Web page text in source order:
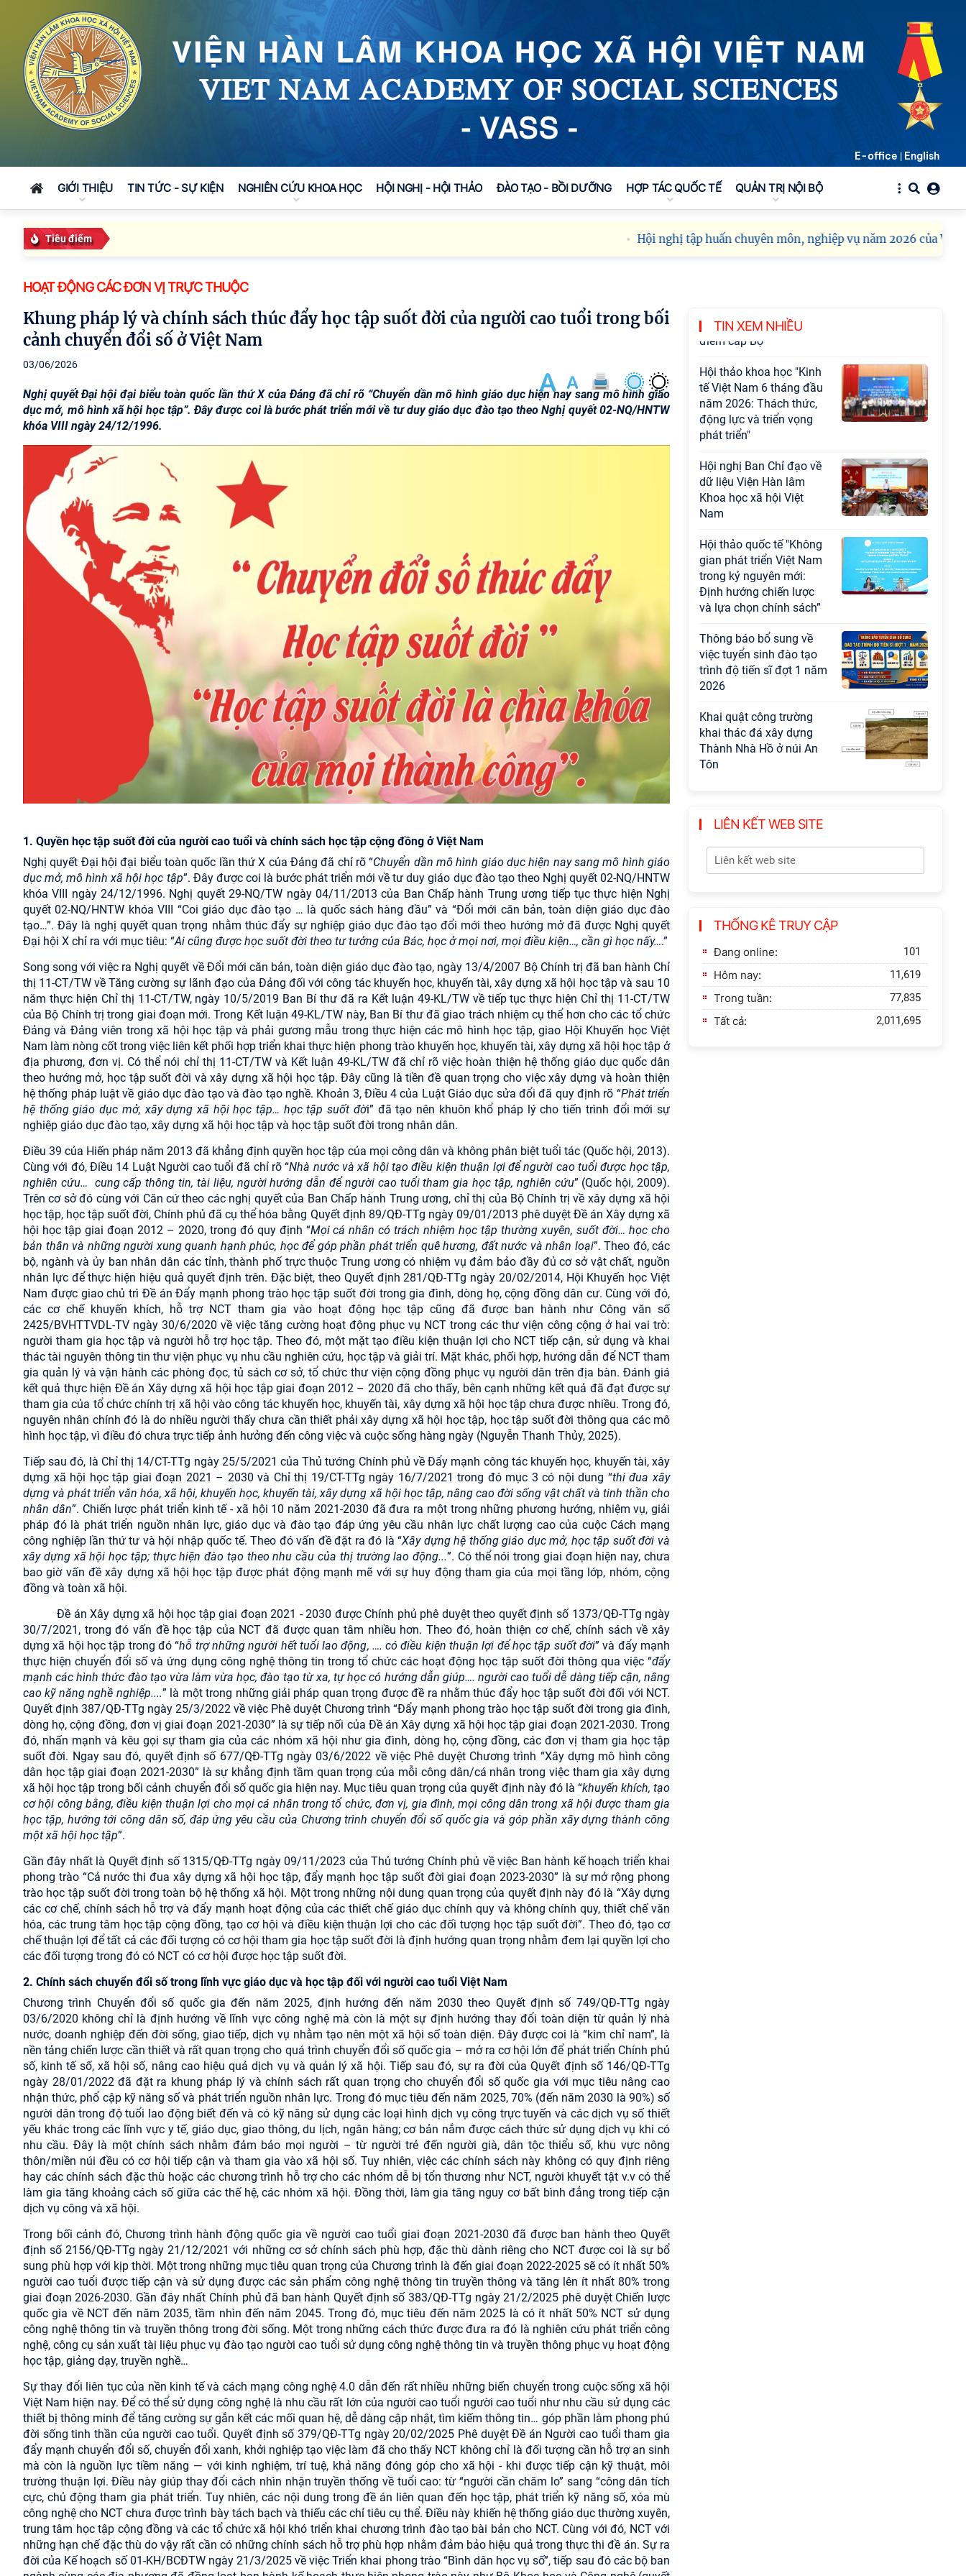
E-office | English
GIỚI THIỆU TIN TỨC - SỰ KIỆN NGHIÊN CỨU KHOA HỌC HỘI NGHỊ - HỘI THẢO ĐÀO TẠO - BỒI DƯỠNG HỢP TÁC QUỐC TẾ QUẢN TRỊ NỘI BỘ
Tiêu điểm Hội nghị tập huấn chuyên môn, nghiệp vụ năm 2026 của Viện
HOẠT ĐỘNG CÁC ĐƠN VỊ TRỰC THUỘC
Khung pháp lý và chính sách thúc đẩy học tập suốt đời của người cao tuổi trong bối
cảnh chuyển đổi số ở Việt Nam
03/06/2026
Nghị quyết Đại hội đại biểu toàn quốc lần thứ X của Đảng đã chỉ rõ “Chuyển dần mô hình giáo dục hiện nay sang mô hình giáo
dục mở, mô hình xã hội học tập”. Đây được coi là bước phát triển mới về tư duy giáo dục đào tạo theo Nghị quyết 02-NQ/HNTW
khóa VIII ngày 24/12/1996.
1. Quyền học tập suốt đời của người cao tuổi và chính sách học tập cộng đồng ở Việt Nam
Nghị quyết Đại hội đại biểu toàn quốc lần thứ X của Đảng đã chỉ rõ “Chuyển dần mô hình giáo dục hiện nay sang mô hình giáo
dục mở, mô hình xã hội học tập”. Đây được coi là bước phát triển mới về tư duy giáo dục đào tạo theo Nghị quyết 02-NQ/HNTW
khóa VIII ngày 24/12/1996. Nghị quyết 29-NQ/TW ngày 04/11/2013 của Ban Chấp hành Trung ương tiếp tục thực hiện Nghị
quyết 02-NQ/HNTW khóa VIII “Coi giáo dục đào tạo … là quốc sách hàng đầu” và “Đổi mới căn bản, toàn diện giáo dục đào
tạo…”. Đây là nghị quyết quan trọng nhằm thúc đẩy sự nghiệp giáo dục đào tạo đổi mới theo hướng mở đã được Nghị quyết
Đại hội X chỉ ra với mục tiêu: “Ai cũng được học suốt đời theo tư tưởng của Bác, học ở mọi nơi, mọi điều kiện…, cần gì học nấy….”
Song song với việc ra Nghị quyết về Đổi mới căn bản, toàn diện giáo dục đào tạo, ngày 13/4/2007 Bộ Chính trị đã ban hành Chỉ
thị 11-CT/TW về Tăng cường sự lãnh đạo của Đảng đối với công tác khuyến học, khuyến tài, xây dựng xã hội học tập và sau 10
năm thực hiện Chỉ thị 11-CT/TW, ngày 10/5/2019 Ban Bí thư đã ra Kết luận 49-KL/TW về tiếp tục thực hiện Chỉ thị 11-CT/TW
của Bộ Chính trị trong giai đoạn mới. Trong Kết luận 49-KL/TW này, Ban Bí thư đã giao trách nhiệm cụ thể hơn cho các tổ chức
Đảng và Đảng viên trong xã hội học tập và phải gương mẫu trong thực hiện các mô hình học tập, giao Hội Khuyến học Việt
Nam làm nòng cốt trong việc liên kết phối hợp triển khai thực hiện phong trào khuyến học, khuyến tài, xây dựng xã hội học tập ở
địa phương, đơn vị. Có thể nói chỉ thị 11-CT/TW và Kết luận 49-KL/TW đã chỉ rõ việc hoàn thiện hệ thống giáo dục quốc dân
theo hướng mở, học tập suốt đời và xây dựng xã hội học tập. Đây cũng là tiền đề quan trọng cho việc xây dựng và hoàn thiện
hệ thống pháp luật về giáo dục đào tạo và đào tạo nghề. Khoản 3, Điều 4 của Luật Giáo dục sửa đổi đã quy định rõ “Phát triển
hệ thống giáo dục mở, xây dựng xã hội học tập… học tập suốt đời” đã tạo nên khuôn khổ pháp lý cho tiến trình đổi mới sự
nghiệp giáo dục đào tạo, xây dựng xã hội học tập và học tập suốt đời trong nhân dân.
Điều 39 của Hiến pháp năm 2013 đã khẳng định quyền học tập của mọi công dân và không phân biệt tuổi tác (Quốc hội, 2013).
Cùng với đó, Điều 14 Luật Người cao tuổi đã chỉ rõ “Nhà nước và xã hội tạo điều kiện thuận lợi để người cao tuổi được học tập,
nghiên cứu… cung cấp thông tin, tài liệu, người hướng dẫn để người cao tuổi tham gia học tập, nghiên cứu” (Quốc hội, 2009).
Trên cơ sở đó cùng với Căn cứ theo các nghị quyết của Ban Chấp hành Trung ương, chỉ thị của Bộ Chính trị về xây dựng xã hội
học tập, học tập suốt đời, Chính phủ đã cụ thể hóa bằng Quyết định 89/QĐ-TTg ngày 09/01/2013 phê duyệt Đề án Xây dựng xã
hội học tập giai đoạn 2012 – 2020, trong đó quy định “Mọi cá nhân có trách nhiệm học tập thường xuyên, suốt đời… học cho
bản thân và những người xung quanh hạnh phúc, học để góp phần phát triển quê hương, đất nước và nhân loại”. Theo đó, các
bộ, ngành và ủy ban nhân dân các tỉnh, thành phố trực thuộc Trung ương có nhiệm vụ đảm bảo đầy đủ cơ sở vật chất, nguồn
nhân lực để thực hiện hiệu quả quyết định trên. Đặc biệt, theo Quyết định 281/QĐ-TTg ngày 20/02/2014, Hội Khuyến học Việt
Nam được giao chủ trì Đề án Đẩy mạnh phong trào học tập suốt đời trong gia đình, dòng họ, cộng đồng dân cư. Cùng với đó,
các cơ chế khuyến khích, hỗ trợ NCT tham gia vào hoạt động học tập cũng đã được ban hành như Công văn số
2425/BVHTTVDL-TV ngày 30/6/2020 về việc tăng cường hoạt động phục vụ NCT trong các thư viện công cộng ở hai vai trò:
người tham gia học tập và người hỗ trợ học tập. Theo đó, một mặt tạo điều kiện thuận lợi cho NCT tiếp cận, sử dụng và khai
thác tài nguyên thông tin thư viện phục vụ nhu cầu nghiên cứu, học tập và giải trí. Mặt khác, phối hợp, hướng dẫn để NCT tham
gia quản lý và vận hành các phòng đọc, tủ sách cơ sở, tổ chức thư viện cộng đồng phục vụ người dân trên địa bàn. Đánh giá
kết quả thực hiện Đề án Xây dựng xã hội học tập giai đoạn 2012 – 2020 đã cho thấy, bên cạnh những kết quả đã đạt được sự
tham gia của tổ chức chính trị xã hội vào công tác khuyến học, khuyến tài, xây dựng xã hội học tập chưa được nhiều. Trong đó,
nguyên nhân chính đó là do nhiều người thấy chưa cần thiết phải xây dựng xã hội học tập, học tập suốt đời thông qua các mô
hình học tập, vì điều đó chưa trực tiếp ảnh hưởng đến công việc và cuộc sống hàng ngày (Nguyễn Thanh Thủy, 2025).
Tiếp sau đó, là Chỉ thị 14/CT-TTg ngày 25/5/2021 của Thủ tướng Chính phủ về Đẩy mạnh công tác khuyến học, khuyến tài, xây
dựng xã hội học tập giai đoạn 2021 – 2030 và Chỉ thị 19/CT-TTg ngày 16/7/2021 trong đó mục 3 có nội dung “thi đua xây
dựng và phát triển văn hóa, xã hội, khuyến học, khuyến tài, xây dựng xã hội học tập, nâng cao đời sống vật chất và tinh thần cho
nhân dân”. Chiến lược phát triển kinh tế - xã hội 10 năm 2021-2030 đã đưa ra một trong những phương hướng, nhiệm vụ, giải
pháp đó là phát triển nguồn nhân lực, giáo dục và đào tạo đáp ứng yêu cầu nhân lực chất lượng cao của cuộc Cách mạng
công nghiệp lần thứ tư và hội nhập quốc tế. Theo đó vấn đề đặt ra đó là “Xây dựng hệ thống giáo dục mở, học tập suốt đời và
xây dựng xã hội học tập; thực hiện đào tạo theo nhu cầu của thị trường lao động...”. Có thể nói trong giai đoạn hiện nay, chưa
bao giờ vấn đề xây dựng xã hội học tập được phát động mạnh mẽ với sự huy động tham gia của mọi tầng lớp, nhóm, cộng
đồng và toàn xã hội.
Đề án Xây dựng xã hội học tập giai đoạn 2021 - 2030 được Chính phủ phê duyệt theo quyết định số 1373/QĐ-TTg ngày
30/7/2021, trong đó vấn đề học tập của NCT đã được quan tâm nhiều hơn. Theo đó, hoàn thiện cơ chế, chính sách về xây
dựng xã hội học tập trong đó “hỗ trợ những người hết tuổi lao động, …. có điều kiện thuận lợi để học tập suốt đời” và đẩy mạnh
thực hiện chuyển đổi số và ứng dụng công nghệ thông tin trong tổ chức các hoạt động học tập suốt đời thông qua việc “đẩy
mạnh các hình thức đào tạo vừa làm vừa học, đào tạo từ xa, tự học có hướng dẫn giúp…. người cao tuổi dễ dàng tiếp cận, nâng
cao kỹ năng nghề nghiệp....” là một trong những giải pháp quan trọng được đề ra nhằm thúc đẩy học tập suốt đời đối với NCT.
Quyết định 387/QĐ-TTg ngày 25/3/2022 về việc Phê duyệt Chương trình “Đẩy mạnh phong trào học tập suốt đời trong gia đình,
dòng họ, cộng đồng, đơn vị giai đoạn 2021-2030” là sự tiếp nối của Đề án Xây dựng xã hội học tập giai đoạn 2021-2030. Trong
đó, nhấn mạnh và kêu gọi sự tham gia của các nhóm xã hội như gia đình, dòng họ, cộng đồng, các đơn vị tham gia học tập
suốt đời. Ngay sau đó, quyết định số 677/QĐ-TTg ngày 03/6/2022 về việc Phê duyệt Chương trình “Xây dựng mô hình công
dân học tập giai đoạn 2021-2030” là sự khẳng định tầm quan trọng của mỗi công dân/cá nhân trong việc tham gia xây dựng
xã hội học tập trong bối cảnh chuyển đổi số quốc gia hiện nay. Mục tiêu quan trọng của quyết định này đó là “khuyến khích, tạo
cơ hội công bằng, điều kiện thuận lợi cho mọi cá nhân trong tổ chức, đơn vị, gia đình, mọi công dân trong xã hội được tham gia
học tập, hướng tới công dân số, đáp ứng yêu cầu của Chương trình chuyển đổi số quốc gia và góp phần xây dựng thành công
một xã hội học tập”.
Gần đây nhất là Quyết định số 1315/QĐ-TTg ngày 09/11/2023 của Thủ tướng Chính phủ về việc Ban hành kế hoạch triển khai
phong trào “Cả nước thi đua xây dựng xã hội học tập, đẩy mạnh học tập suốt đời giai đoạn 2023-2030” là sự mở rộng phong
trào học tập suốt đời trong toàn bộ hệ thống xã hội. Một trong những nội dung quan trọng của quyết định này đó là “Xây dựng
các cơ chế, chính sách hỗ trợ và đẩy mạnh hoạt động của các thiết chế giáo dục chính quy và không chính quy, thiết chế văn
hóa, các trung tâm học tập cộng đồng, tạo cơ hội và điều kiện thuận lợi cho các đối tượng học tập suốt đời”. Theo đó, tạo cơ
chế thuận lợi để tất cả các đối tượng có cơ hội tham gia học tập suốt đời là định hướng quan trọng nhằm đem lại quyền lợi cho
các đối tượng trong đó có NCT có cơ hội được học tập suốt đời.
2. Chính sách chuyển đổi số trong lĩnh vực giáo dục và học tập đối với người cao tuổi Việt Nam
Chương trình Chuyển đổi số quốc gia đến năm 2025, định hướng đến năm 2030 theo Quyết định số 749/QĐ-TTg ngày
03/6/2020 không chỉ là định hướng về lĩnh vực công nghệ mà còn là một sự định hướng thay đổi toàn diện từ quản lý nhà
nước, doanh nghiệp đến đời sống, giao tiếp, dịch vụ nhằm tạo nên một xã hội số toàn diện. Đây được coi là “kim chỉ nam”, là
nền tảng chiến lược cần thiết và rất quan trọng cho quá trình chuyển đổi số quốc gia – mở ra cơ hội lớn để phát triển Chính phủ
số, kinh tế số, xã hội số, nâng cao hiệu quả dịch vụ và quản lý xã hội. Tiếp sau đó, sự ra đời của Quyết định số 146/QĐ-TTg
ngày 28/01/2022 đã đặt ra khung pháp lý và chính sách rất quan trọng cho chuyển đổi số quốc gia với mục tiêu nâng cao
nhận thức, phổ cập kỹ năng số và phát triển nguồn nhân lực. Trong đó mục tiêu đến năm 2025, 70% (đến năm 2030 là 90%) số
người dân trong độ tuổi lao động biết đến và có kỹ năng sử dụng các loại hình dịch vụ công trực tuyến và các dịch vụ số thiết
yếu khác trong các lĩnh vực y tế, giáo dục, giao thông, du lịch, ngân hàng; cơ bản nắm được cách thức sử dụng dịch vụ khi có
nhu cầu. Đây là một chính sách nhằm đảm bảo mọi người – từ người trẻ đến người già, dân tộc thiểu số, khu vực nông
thôn/miền núi đều có cơ hội tiếp cận và tham gia vào xã hội số. Tuy nhiên, việc các chính sách này không có quy định riêng
hay các chính sách đặc thù hoặc các chương trình hỗ trợ cho các nhóm dễ bị tổn thương như NCT, người khuyết tật v.v có thể
làm gia tăng khoảng cách số giữa các thế hệ, các nhóm xã hội. Đồng thời, làm gia tăng nguy cơ bất bình đẳng trong tiếp cận
dịch vụ công và xã hội.
Trong bối cảnh đó, Chương trình hành động quốc gia về người cao tuổi giai đoạn 2021-2030 đã được ban hành theo Quyết
định số 2156/QĐ-TTg ngày 21/12/2021 với những cơ sở chính sách phù hợp, đặc thù dành riêng cho NCT được coi là sự bổ
sung phù hợp với kịp thời. Một trong những mục tiêu quan trọng của Chương trình là đến giai đoạn 2022-2025 sẽ có ít nhất 50%
người cao tuổi được tiếp cận và sử dụng được các sản phẩm công nghệ thông tin truyền thông và tăng lên ít nhất 80% trong
giai đoạn 2026-2030. Gần đây nhất Chính phủ đã ban hành Quyết định số 383/QĐ-TTg ngày 21/2/2025 phê duyệt Chiến lược
quốc gia về NCT đến năm 2035, tầm nhìn đến năm 2045. Trong đó, mục tiêu đến năm 2025 là có ít nhất 50% NCT sử dụng
công nghệ thông tin và truyền thông trong đời sống. Một trong những cách thức được đưa ra đó là nghiên cứu phát triển công
nghệ, công cụ sản xuất tài liệu phục vụ đào tạo người cao tuổi sử dụng công nghệ thông tin và truyền thông phục vụ hoạt động
học tập, giảng dạy, truyền nghề…
Sự thay đổi liên tục của nền kinh tế và cách mạng công nghệ 4.0 dẫn đến rất nhiều những biến chuyển trong cuộc sống xã hội
Việt Nam hiện nay. Để có thể sử dụng công nghệ là nhu cầu rất lớn của người cao tuổi người cao tuổi như nhu cầu sử dụng các
thiết bị thông minh để tăng cường sự gắn kết các mối quan hệ, dễ dàng cập nhật, tìm kiếm thông tin… góp phần làm phong phú
đời sống tinh thần của người cao tuổi. Quyết định số 379/QĐ-TTg ngày 20/02/2025 Phê duyệt Đề án Người cao tuổi tham gia
đẩy mạnh chuyển đổi số, chuyển đổi xanh, khởi nghiệp tạo việc làm đã cho thấy NCT không chỉ là đối tượng cần hỗ trợ an sinh
mà còn là nguồn lực tiềm năng — với kinh nghiệm, trí tuệ, khả năng đóng góp cho xã hội - khi được tiếp cận kỹ thuật, môi
trường thuận lợi. Điều này giúp thay đổi cách nhìn nhận truyền thống về tuổi cao: từ “người cần chăm lo” sang “công dân tích
cực, chủ động tham gia phát triển. Tuy nhiên, các nội dung trong đề án liên quan đến học tập, phát triển kỹ năng số, xóa mù
công nghệ cho NCT chưa được trình bày tách bạch và thiếu các chỉ tiêu cụ thể. Điều này khiến hệ thống giáo dục thường xuyên,
trung tâm học tập cộng đồng và các tổ chức xã hội khó triển khai chương trình đào tạo bài bản cho NCT. Cùng với đó, NCT với
những hạn chế đặc thù do vậy rất cần có những chính sách hỗ trợ phù hợp nhằm đảm bảo hiệu quả trong thực thi đề án. Sự ra
đời của Kế hoạch số 01-KH/BCĐTW ngày 21/3/2025 về việc Triển khai phong trào “Bình dân học vụ số”, tiếp sau đó các bộ ban
TIN XEM NHIỀU
Chi bộ Viện Sử học tổ
chức Tọa đàm chuyên
đề: Đẩy mạnh học tập,
thực hành tư tưởng, đạo
đức, phương pháp, phong cách Hồ Chí Minh
tế “Không gian phát triển
Việt Nam trong kỷ
nguyên mới: Định hướng
vào thứ ba, ngày 28/7/2026
Chương trình khoa học và công nghệ trọng
điểm cấp Bộ
Hội thảo khoa học "Kinh
tế Việt Nam 6 tháng đầu
năm 2026: Thách thức,
động lực và triển vọng
phát triển"
Hội nghị Ban Chỉ đạo về
dữ liệu Viện Hàn lâm
Khoa học xã hội Việt
Nam
Hội thảo quốc tế "Không
gian phát triển Việt Nam
trong kỷ nguyên mới:
Định hướng chiến lược
và lựa chọn chính sách”
Thông báo bổ sung về
việc tuyển sinh đào tạo
trình độ tiến sĩ đợt 1 năm
2026
Khai quật công trường
khai thác đá xây dựng
Thành Nhà Hồ ở núi An
Tôn
LIÊN KẾT WEB SITE
THỐNG KÊ TRUY CẬP
Đang online: 101
Hôm nay: 11,619
Trong tuần: 77,835
Tất cả: 2,011,695